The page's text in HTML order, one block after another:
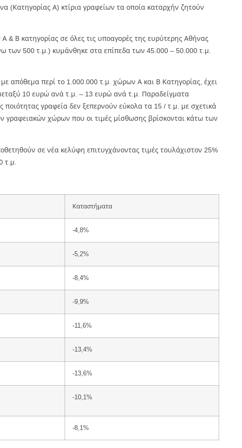
(Κατηγορίας Α) κτίρια γραφείων τα οποία καταρχήν ζητούν
Β κατηγορίας σε όλες τις υποαγορές της ευρύτερης Αθήνας
των 500 τ.μ.) κυμάνθηκε στα επίπεδα των 45.000 – 50.000 τ.μ.
απόθεμα περί το 1.000.000 τ.μ. χώρων Α και Β Κατηγορίας, έχει
10 ευρώ ανά τ.μ. – 13 ευρώ ανά τ.μ. Παραδείγματα
γραφεία δεν ξεπερνούν εύκολα τα 15 / τ.μ. με σχετικά
γραφειακών χώρων που οι τιμές μίσθωσης βρίσκονται κάτω των
σε νέα κελύφη επιτυγχάνοντας τιμές τουλάχιστον 25%
τ.μ.
Καταστήματα
-4,8%
-5,2%
-8,4%
-9,9%
-11,6%
-13,4%
-13,6%
-10,1%
-8,1%